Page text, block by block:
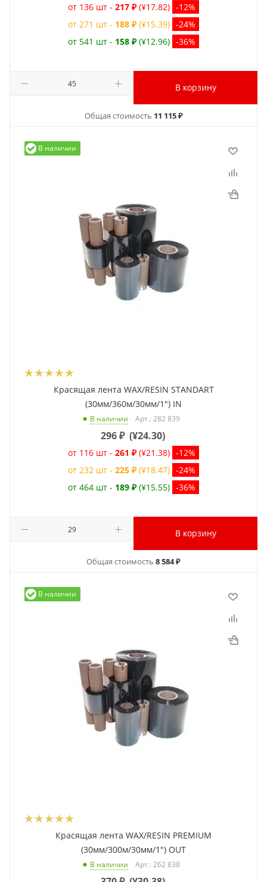
от 136 шт - 217 ₽ (¥17.82) -12%
от 271 шт - 188 ₽ (¥15.39) -24%
от 541 шт - 158 ₽ (¥12.96) -36%
В корзину
Общая стоимость 11 115 ₽
В наличии
Красящая лента WAX/RESIN STANDART
(30мм/360м/30мм/1") IN
В наличии Арт.: 282 839
296₽ (¥24.30)
от 116 шт - 261 ₽ (¥21.38) -12%
от 232 шт - 225 ₽ (¥18.47) -24%
от 464 шт - 189 ₽ (¥15.55) -36%
В корзину
Общая стоимость 8 584 ₽
В наличии
Красящая лента WAX/RESIN PREMIUM
(30мм/300м/30мм/1") OUT
В наличии Арт.: 262 838